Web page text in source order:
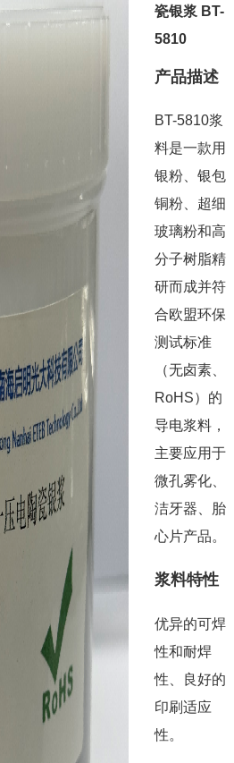
瓷银浆 BT-
5810
产品描述
BT-5810浆
料是一款用
银粉、银包
铜粉、超细
玻璃粉和高
分子树脂精
研而成并符
合欧盟环保
测试标准
（无卤素、
RoHS）的
导电浆料，
主要应用于
微孔雾化、
洁牙器、胎
心片产品。
浆料特性
优异的可焊
性和耐焊
性、良好的
印刷适应
性。